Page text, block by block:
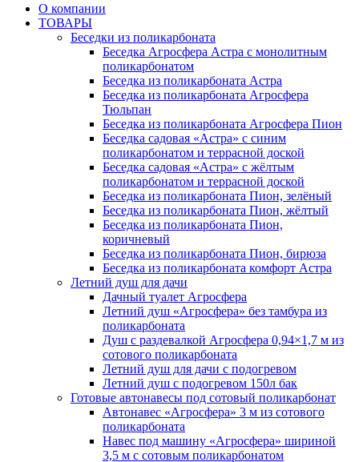
О компании
ТОВАРЫ
Беседки из поликарбоната
Беседка Агросфера Астра с монолитным
поликарбонатом
Беседка из поликарбоната Астра
Беседка из поликарбоната Агросфера
Тюльпан
Беседка из поликарбоната Агросфера Пион
Беседка садовая «Астра» с синим
поликарбонатом и террасной доской
Беседка садовая «Астра» с жёлтым
поликарбонатом и террасной доской
Беседка из поликарбоната Пион, зелёный
Беседка из поликарбоната Пион, жёлтый
Беседка из поликарбоната Пион,
коричневый
Беседка из поликарбоната Пион, бирюза
Беседка из поликарбоната комфорт Астра
Летний душ для дачи
Дачный туалет Агросфера
Летний душ «Агросфера» без тамбура из
поликарбоната
Душ с раздевалкой Агросфера 0,94×1,7 м из
сотового поликарбоната
Летний душ для дачи с подогревом
Летний душ с подогревом 150л бак
Готовые автонавесы под сотовый поликарбонат
Автонавес «Агросфера» 3 м из сотового
поликарбоната
Навес под машину «Агросфера» шириной
3,5 м с сотовым поликарбонатом